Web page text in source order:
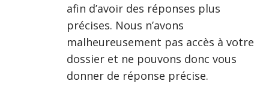
afin d’avoir des réponses plus
précises. Nous n’avons
malheureusement pas accès à votre
dossier et ne pouvons donc vous
donner de réponse précise.